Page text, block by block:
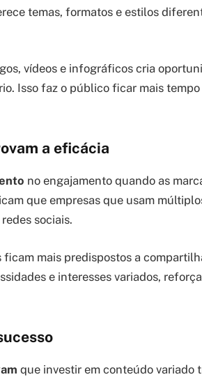
temas, formatos e estilos
vídeos e infográficos cria
Isso faz o público ficar mais
a eficácia
no engajamento quando as
que empresas que usam
sociais.
ficam mais predispostos a
e interesses variados,
que investir em conteúdo variado